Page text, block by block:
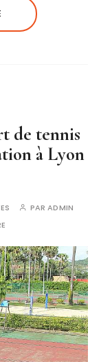
de tennis
à Lyon
PARADMIN